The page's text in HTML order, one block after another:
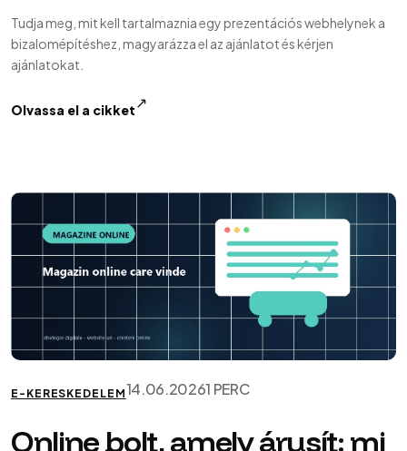
Tudja meg, mit kell tartalmaznia egy prezentációs webhelynek a
bizalomépítéshez, magyarázza el az ajánlatot és kérjen
ajánlatokat.
Olvassa el a cikket↗
E-KERESKEDELEM14.06.20261 PERC
Online bolt, amely árusít: mi